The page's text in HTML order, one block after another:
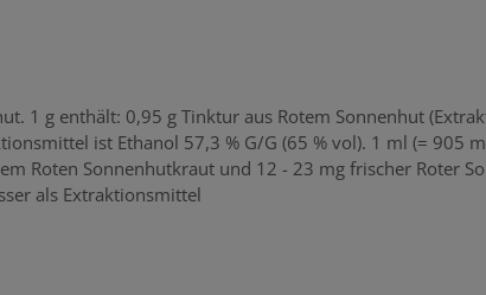
1 g enthält: 0,95 g Tinktur aus Rotem Sonnenhut
ist Ethanol 57,3 % G/G (65 % vol). 1 ml (= 905
Roten Sonnenhutkraut und 12 - 23 mg frischer Roter
als Extraktionsmittel